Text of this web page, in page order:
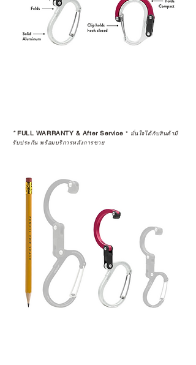
*FULL WARRANTY & After Service * มั่นใจได้กับสินค้ามี
รับประกัน พร้อมบริการหลังการขาย